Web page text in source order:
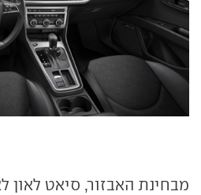
מבחינת האבזור, סיאט לאון